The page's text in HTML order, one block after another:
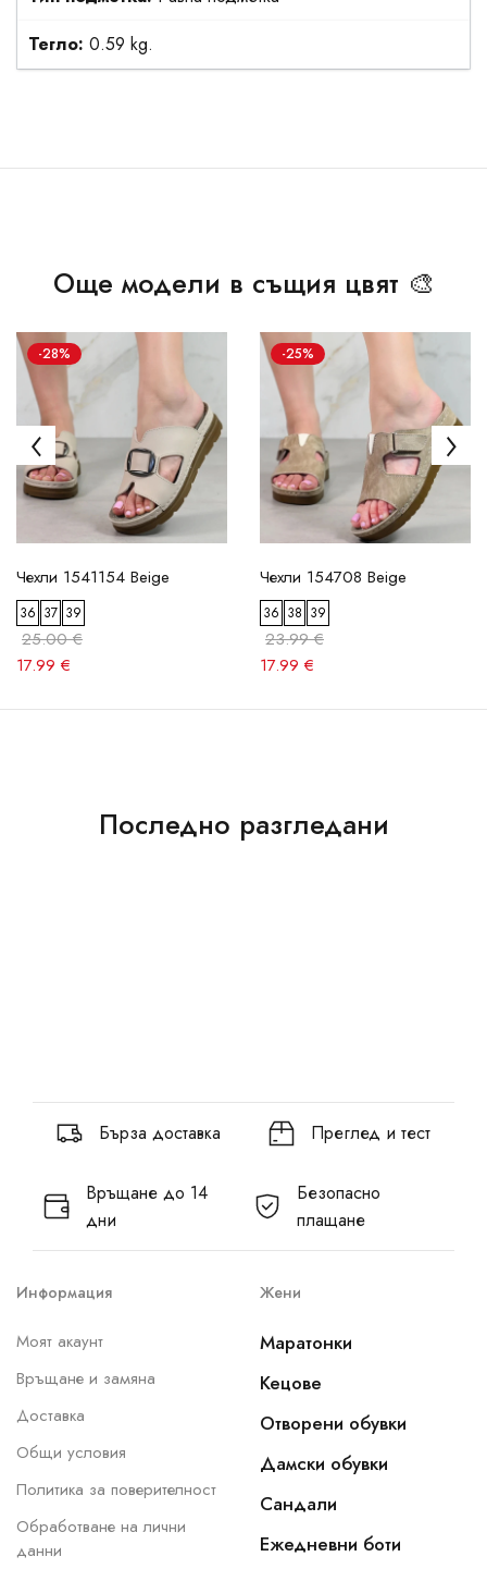
Тегло: 0.59 kg.
Още модели в същия цвят 🎨
-28%
Чехли 1541154 Beige
36 37 39
25.00 €
17.99 €
-25%
Чехли 154708 Beige
36 38 39
23.99 €
17.99 €
Последно разгледани
Бърза доставка Преглед и тест
Връщане до 14
дни
Безопасно
плащане
Информация
Моят акаунт
Връщане и замяна
Доставка
Общи условия
Политика за поверителност
Обработване на лични
данни
Жени
Маратонки
Кецове
Отворени обувки
Дамски обувки
Сандали
Ежедневни боти